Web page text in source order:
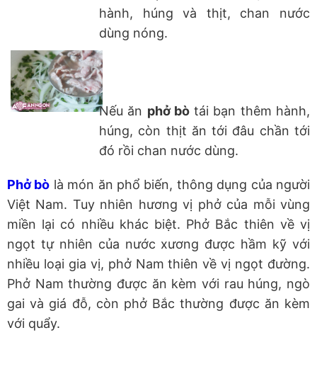
hành, húng và thịt, chan nước
dùng nóng.
Nếu ăn phở bòtái bạn thêm hành,
húng, còn thịt ăn tới đâu chần tới
đó rồi chan nước dùng.
Phở bò là món ăn phổ biến, thông dụng của người
Việt Nam. Tuy nhiên hương vị phở của mỗi vùng
miền lại có nhiều khác biệt. Phở Bắc thiên về vị
ngọt tự nhiên của nước xương được hầm kỹ với
nhiều loại gia vị, phở Nam thiên về vị ngọt đường.
Phở Nam thường được ăn kèm với rau húng, ngò
gai và giá đỗ, còn phở Bắc thường được ăn kèm
với quẩy.